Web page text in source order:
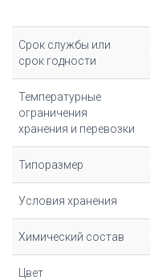
Срок службы или
срок годности
Температурные
ограничения
хранения и перевозки
Типоразмер
Условия хранения
Химический состав
Цвет